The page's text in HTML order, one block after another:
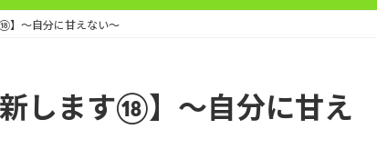
】～自分に甘えない～
します⑱】～自分に甘え